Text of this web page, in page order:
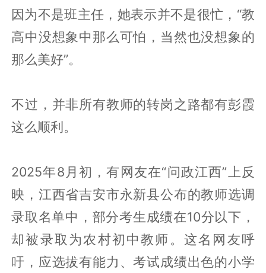
因为不是班主任，她表示并不是很忙，“教
高中没想象中那么可怕，当然也没想象的
那么美好”。
不过，并非所有教师的转岗之路都有彭霞
这么顺利。
2025年8月初，有网友在“问政江西”上反
映，江西省吉安市永新县公布的教师选调
录取名单中，部分考生成绩在10分以下，
却被录取为农村初中教师。这名网友呼
吁，应选拔有能力、考试成绩出色的小学